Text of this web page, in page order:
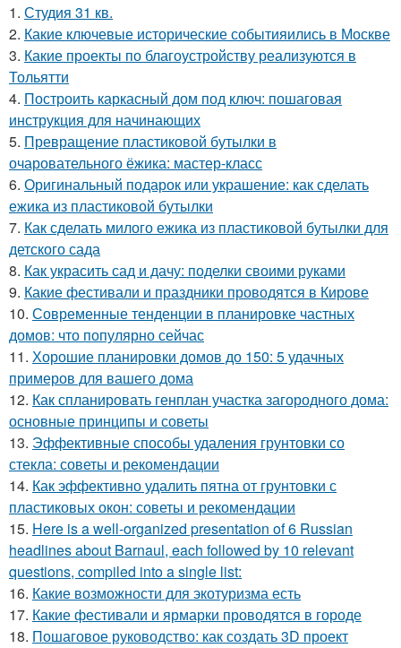
1. Студия 31 кв.
2. Какие ключевые исторические событияились в Москве
3. Какие проекты по благоустройству реализуются в
Тольятти
4. Построить каркасный дом под ключ: пошаговая
инструкция для начинающих
5. Превращение пластиковой бутылки в
очаровательного ёжика: мастер-класс
6. Оригинальный подарок или украшение: как сделать
ежика из пластиковой бутылки
7. Как сделать милого ежика из пластиковой бутылки для
детского сада
8. Как украсить сад и дачу: поделки своими руками
9. Какие фестивали и праздники проводятся в Кирове
10. Современные тенденции в планировке частных
домов: что популярно сейчас
11. Хорошие планировки домов до 150: 5 удачных
примеров для вашего дома
12. Как спланировать генплан участка загородного дома:
основные принципы и советы
13. Эффективные способы удаления грунтовки со
стекла: советы и рекомендации
14. Как эффективно удалить пятна от грунтовки с
пластиковых окон: советы и рекомендации
15. Here is a well-organized presentation of 6 Russian
headlines about Barnaul, each followed by 10 relevant
questions, compiled into a single list:
16. Какие возможности для экотуризма есть
17. Какие фестивали и ярмарки проводятся в городе
18. Пошаговое руководство: как создать 3D проект